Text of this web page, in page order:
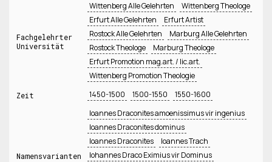
Fachgelehrter
Universität
Wittenberg Alle Gelehrten
Wittenberg Theologe
Erfurt Alle Gelehrten
Erfurt Artist
Rostock Alle Gelehrten
Marburg Alle Gelehrten
Rostock Theologe
Marburg Theologe
Erfurt Promotion mag.art. / lic.art.
Wittenberg Promotion Theologie
Zeit 1450-1500 1500-1550 1550-1600
Namensvarianten
Ioannes Draconites amoenissimus vir ingenius
Ioannes Draconites dominus
Ioannes Draconites
Ioannes Trach
Iohannes Draco Eximius vir Dominus